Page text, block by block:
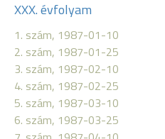
XXX. évfolyam
1. szám, 1987-01-10
2. szám, 1987-01-25
3. szám, 1987-02-10
4. szám, 1987-02-25
5. szám, 1987-03-10
6. szám, 1987-03-25